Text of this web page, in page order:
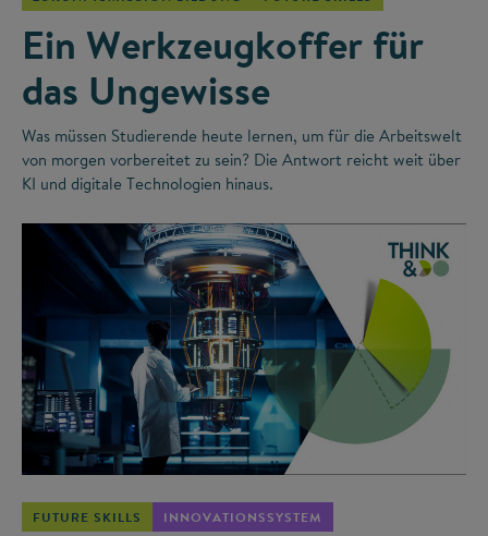
Ein Werkzeugkoffer für
das Ungewisse
Was müssen Studierende heute lernen, um für die Arbeitswelt
von morgen vorbereitet zu sein? Die Antwort reicht weit über
KI und digitale Technologien hinaus.
FUTURE SKILLS INNOVATIONSSYSTEM